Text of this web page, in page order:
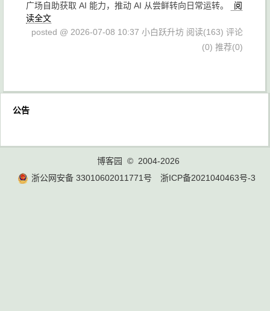
广场自助获取 AI 能力，推动 AI 从尝鲜转向日常运转。
阅
读全文
posted @ 2026-07-08 10:37 小白跃升坊 阅读(163) 评论
(0) 推荐(0)
公告
博客园
© 2004-2026
浙公网安备 33010602011771号
浙ICP备2021040463号-3